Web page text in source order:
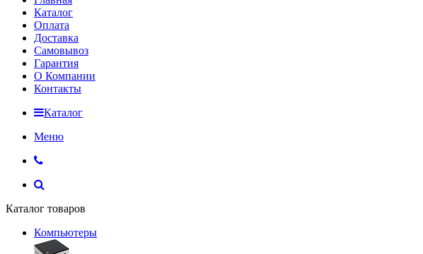
Каталог
Оплата
Доставка
Самовывоз
Гарантия
О Компании
Контакты
Каталог
Меню
Каталог товаров
Компьютеры